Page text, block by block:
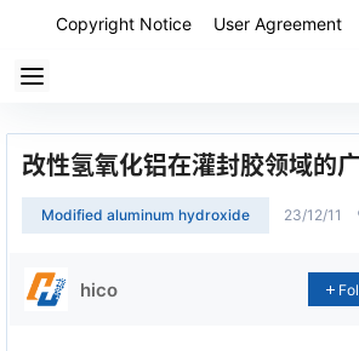
Copyright Notice User Agreement
改性氢氧化铝在灌封胶领域的
Modified aluminum hydroxide 23/12/11
hico